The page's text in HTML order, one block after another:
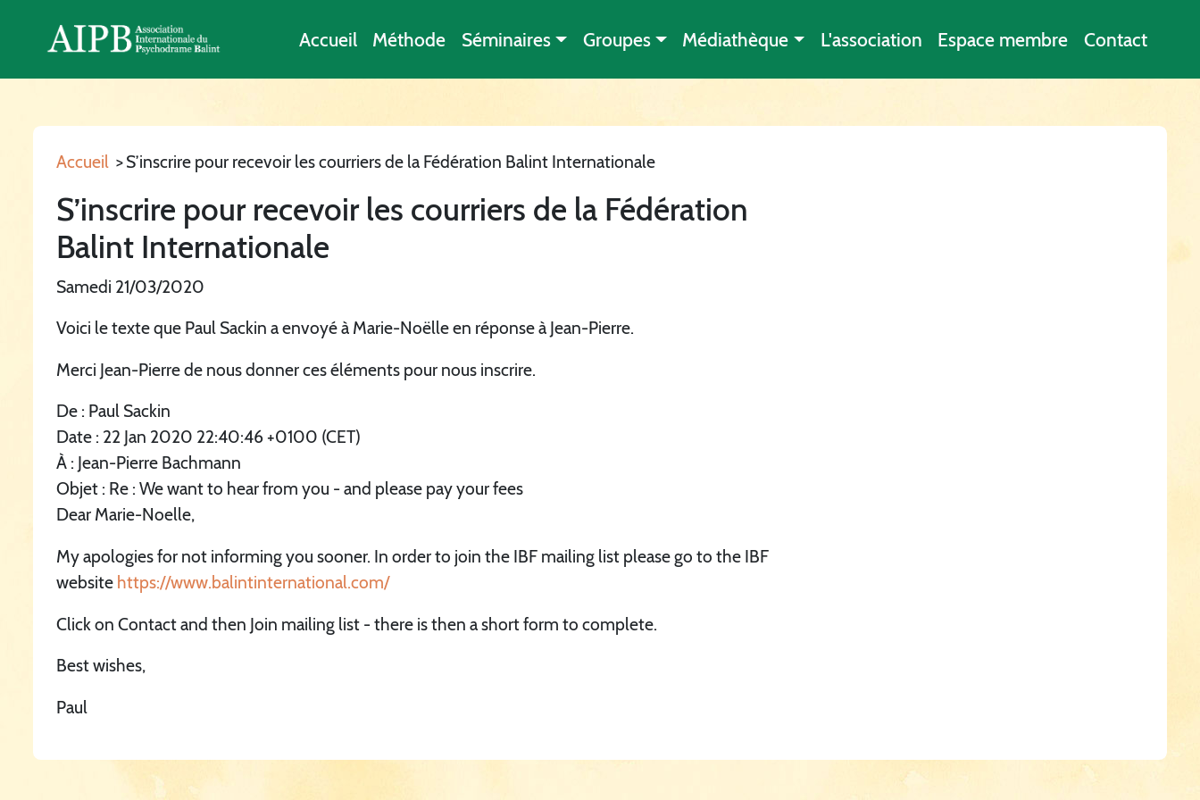
Accueil Méthode Séminaires Groupes Médiathèque L'association Espace membre Contact
Accueil >S’inscrire pour recevoir les courriers de la Fédération Balint Internationale
S’inscrire pour recevoir les courriers de la Fédération
Balint Internationale
Samedi 21/03/2020
Voici le texte que Paul Sackin a envoyé à Marie-Noëlle en réponse à Jean-Pierre.
Merci Jean-Pierre de nous donner ces éléments pour nous inscrire.
De : Paul Sackin
Date : 22 Jan 2020 22:40:46 +0100 (CET)
À : Jean-Pierre Bachmann
Objet : Re : We want to hear from you - and please pay your fees
Dear Marie-Noelle,
My apologies for not informing you sooner. In order to join the IBF mailing list please go to the IBF
website https://www.balintinternational.com/
Click on Contact and then Join mailing list - there is then a short form to complete.
Best wishes,
Paul